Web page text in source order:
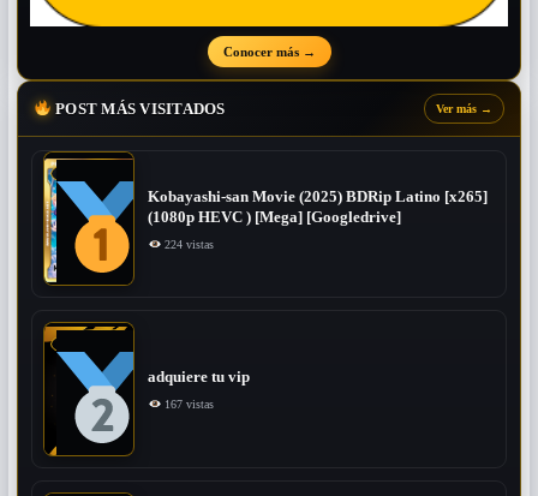
Conocer más →
POST MÁS VISITADOS Ver más →
Kobayashi-san Movie (2025) BDRip Latino [x265]
(1080p HEVC ) [Mega] [Googledrive]
224 vistas
adquiere tu vip
167 vistas